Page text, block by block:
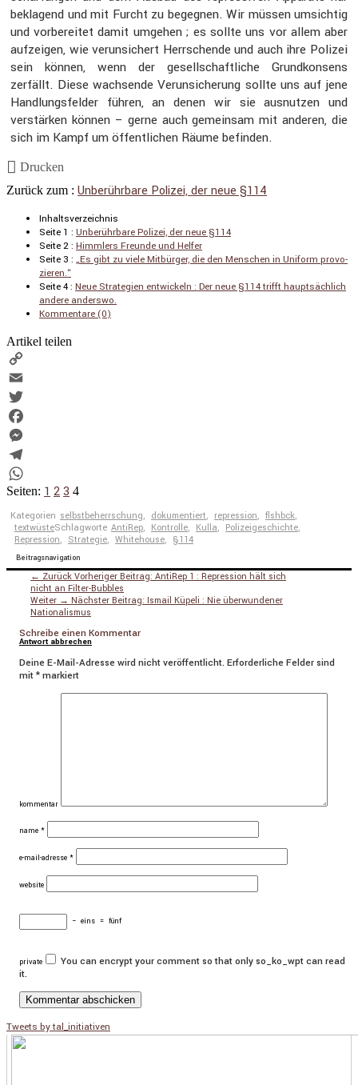
bekla­gend und mit Furcht zu begegnen. Wir müssen umsichtig
und vorbe­reitet damit umgehen ; es sollte uns vor allem aber
aufzeigen, wie verun­si­chert Herrschende und auch ihre Polizei
sein können, wenn der gesell­schaft­liche Grund­kon­sens
zerfällt. Diese wachsende Verun­si­che­rung sollte uns auf jene
Handlungs­felder führen, an denen wir sie ausnutzen und
verstärken können – gerne auch gemeinsam mit anderen, die
sich im Kampf um öffent­li­chen Räume befinden.
Drucken
Zurück zum : Unberühr­bare Polizei, der neue §114
Inhalts­ver­zeichnis
Seite 1 : Unberühr­bare Polizei, der neue §114
Seite 2 : Himmlers Freunde und Helfer
Seite 3 : „Es gibt zu viele Mitbürger, die den Menschen in Uniform provo­
zieren.“
Seite 4 : Neue Strate­gien entwi­ckeln : Der neue §114 trifft haupt­säch­lich
andere anderswo.
Kommen­tare (0)
Artikel teilen
Copy
Link
Email
Twitter
Facebook
Messenger
Telegram
WhatsApp
Seiten: 1 23 4
Kategorien selbstbeherrschung, dokumentiert, repression, flshbck,
textwüsteSchlagworte AntiRep, Kontrolle, Kulla, Polizeigeschichte,
Repression, Strategie, Whitehouse, §114
Beitragsnavigation
← Zurück Vorheriger Beitrag: AntiRep 1 : Repression hält sich
nicht an Filter-Bubbles
Weiter → Nächster Beitrag: Ismail Küpeli : Nie überwundener
Nationalismus
Schreibe einen Kommentar
Antwort abbrechen
Deine E-Mail-Adresse wird nicht veröffentlicht. Erforderliche Felder sind
mit*markiert
kommentar
name *
e-mail-adresse *
website
− eins = fünf
private
You can encrypt your comment so that only so_ko_wpt can read
it.
Tweets by tal_initiativen